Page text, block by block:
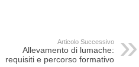
Articolo Successivo
Allevamento di lumache:
requisiti e percorso formativo